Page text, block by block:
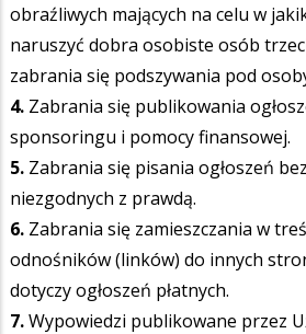
obraźliwych mających na celu w
naruszyć dobra osobiste osób
zabrania się podszywania pod
4. Zabrania się publikowania
sponsoringu i pomocy finansowej.
5. Zabrania się pisania ogłoszeń
niezgodnych z prawdą.
6. Zabrania się zamieszczania w
odnośników (linków) do innych
dotyczy ogłoszeń płatnych.
7.Wypowiedzi publikowane przez